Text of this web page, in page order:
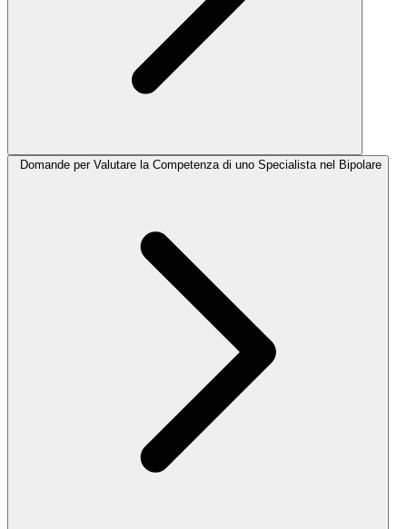
Domande per Valutare la Competenza di uno Specialista nel Bipolare